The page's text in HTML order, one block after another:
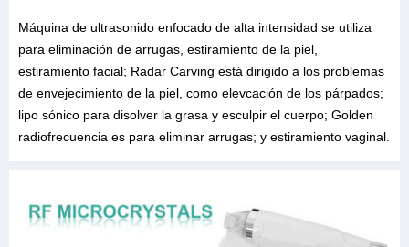
Máquina de ultrasonido enfocado de alta intensidad se utiliza
para eliminación de arrugas, estiramiento de la piel,
estiramiento facial; Radar Carving está dirigido a los problemas
de envejecimiento de la piel, como elevcación de los párpados;
lipo sónico para disolver la grasa y esculpir el cuerpo; Golden
radiofrecuencia es para eliminar arrugas; y estiramiento vaginal.